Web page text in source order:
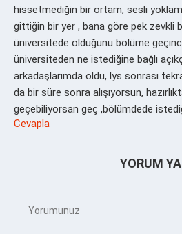
hissetmediğin bir ortam, sesli
gittiğin bir yer , bana göre pek zevkli
üniversitede olduğunu bölüme
üniversiteden ne istediğine bağlı
arkadaşlarımda oldu, lys sonrası
da bir süre sonra alışıyorsun,
geçebiliyorsan geç ,bölümdede
Cevapla
YORUM